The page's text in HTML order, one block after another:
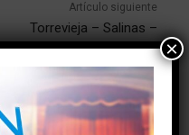
Artículo siguiente
Torrevieja – Salinas –
Torrevieja ×